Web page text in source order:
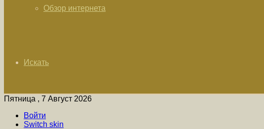
Обзор интернета
Искать
Пятница , 7 Август 2026
Войти
Switch skin